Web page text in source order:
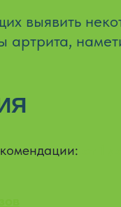
выявить